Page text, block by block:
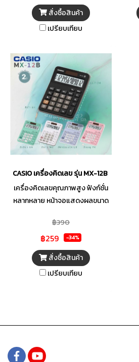
สั่งซื้อสินค้า
เปรียบเทียบ
CASIO เครื่องคิดเลข รุ่น MX-12B 12 หลัก
เครื่องคิดเลขคุณภาพสูง ฟังก์ชั่น
หลากหลาย หน้าจอแสดงผลขนาด
นวนได้อย่างแม่นยำ พร้อมฟังก์ชัน
คำนวณพื้นฐานตั้งแต่ตามหลัก
พีชคณิต ถึงการคำนวนที่ต้องใช้
ทศนิยม เหมาะสำหรับใช้งานใน
สำนักงาน ร้านค้าเชิงพาณิชย์ต่างๆ
฿390
฿259 -34%
สั่งซื้อสินค้า
เปรียบเทียบ